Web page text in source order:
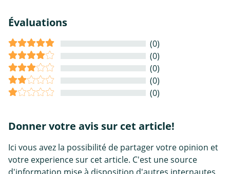
Évaluations
(0)
(0)
(0)
(0)
(0)
Donner votre avis sur cet article!
Ici vous avez la possibilité de partager votre opinion et
votre experience sur cet article. C'est une source